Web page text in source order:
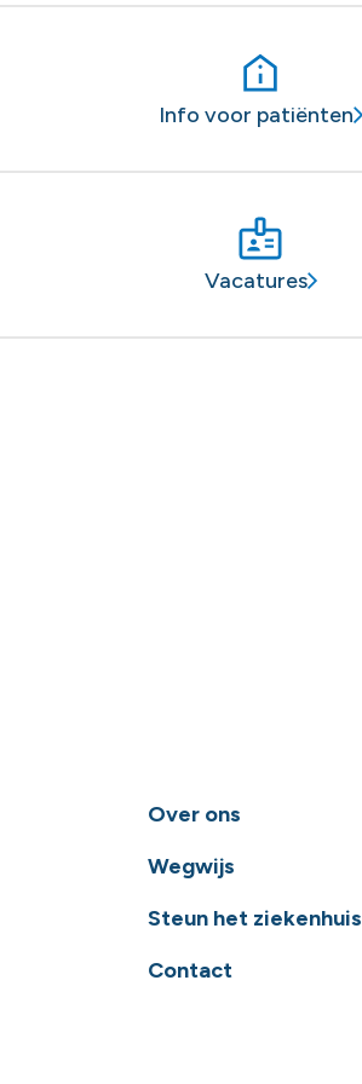
Info voor patiënten
Vacatures
Over ons
Wegwijs
Steun het ziekenhuis
Contact